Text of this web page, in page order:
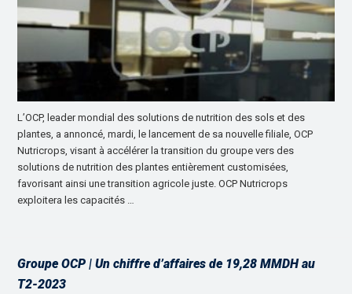
L’OCP, leader mondial des solutions de nutrition des sols et des
plantes, a annoncé, mardi, le lancement de sa nouvelle filiale, OCP
Nutricrops, visant à accélérer la transition du groupe vers des
solutions de nutrition des plantes entièrement customisées,
favorisant ainsi une transition agricole juste. OCP Nutricrops
exploitera les capacités …
Groupe OCP | Un chiffre d’affaires de 19,28 MMDH au
T2-2023